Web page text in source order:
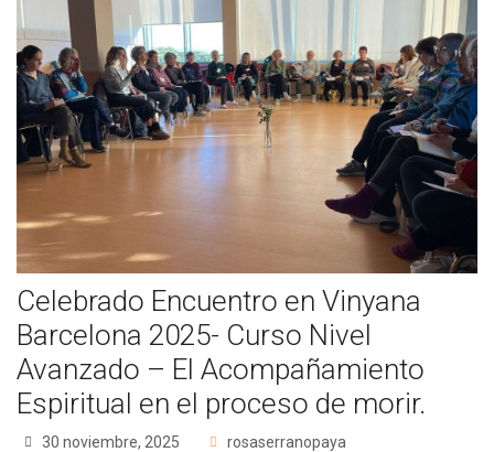
Cómo Colaborar
Celebrado Encuentro en Vinyana
Barcelona 2025- Curso Nivel
Avanzado – El Acompañamiento
Espiritual en el proceso de morir.
30 noviembre, 2025 rosaserranopaya